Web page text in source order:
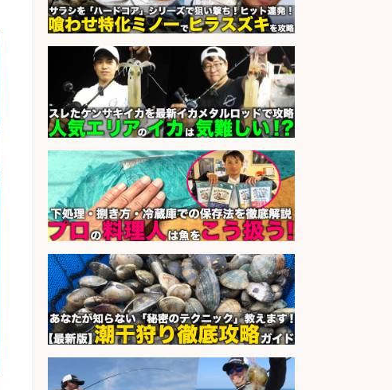
日払いOKで即日収入/製造スタッフ/
「広島市佐伯区」「時給1,200
円〜」日払いあり/広島市佐伯区内
でお魚のパック詰めや品出し業務/
車通勤OK×未経験歓迎×残業少なめ/
広島県
sponsored by 求人ボックス
営業事務/「大津市」釣り具メーカ
ーの物流事務・営業アシスタント/
円」/大型連休あり×残業なし×土日
祝休み/滋賀県
会社名 株式会社ホットスタッフ滋賀
sponsored by 求人ボックス